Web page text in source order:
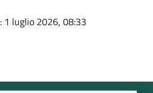
: 1 luglio 2026, 08:33